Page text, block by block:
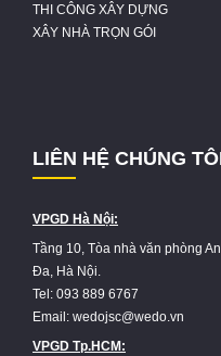
THI CÔNG XÂY DỰNG
XÂY NHÀ TRỌN GÓI
LIÊN HỆ CHÚNG
VPGD Hà Nội:
Tầng 10, Tòa nhà văn phòng
Đa, Hà Nội.
Tel: 093 889 6767
Email: wedojsc@wedo.vn
VPGD Tp.HCM: